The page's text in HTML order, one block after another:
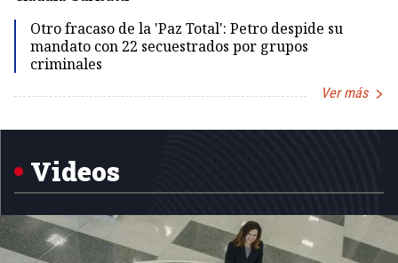
Otro fracaso de la 'Paz Total': Petro despide su
mandato con 22 secuestrados por grupos
criminales
Ver más
Videos